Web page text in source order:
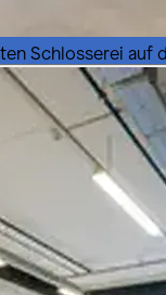
Schlosserei